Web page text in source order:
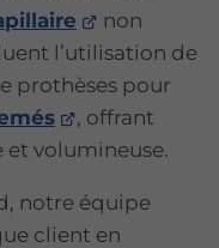
non
l’utilisation de
prothèses pour
, offrant
et volumineuse.
notre équipe
client en